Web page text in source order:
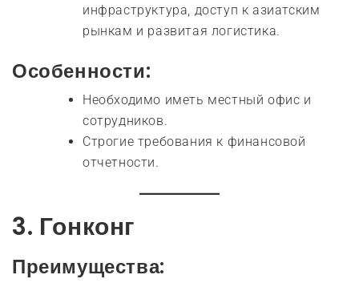
инфраструктура, доступ к азиатским
рынкам и развитая логистика.
Особенности:
Необходимо иметь местный офис и
сотрудников.
Строгие требования к финансовой
отчетности.
3. Гонконг
Преимущества: